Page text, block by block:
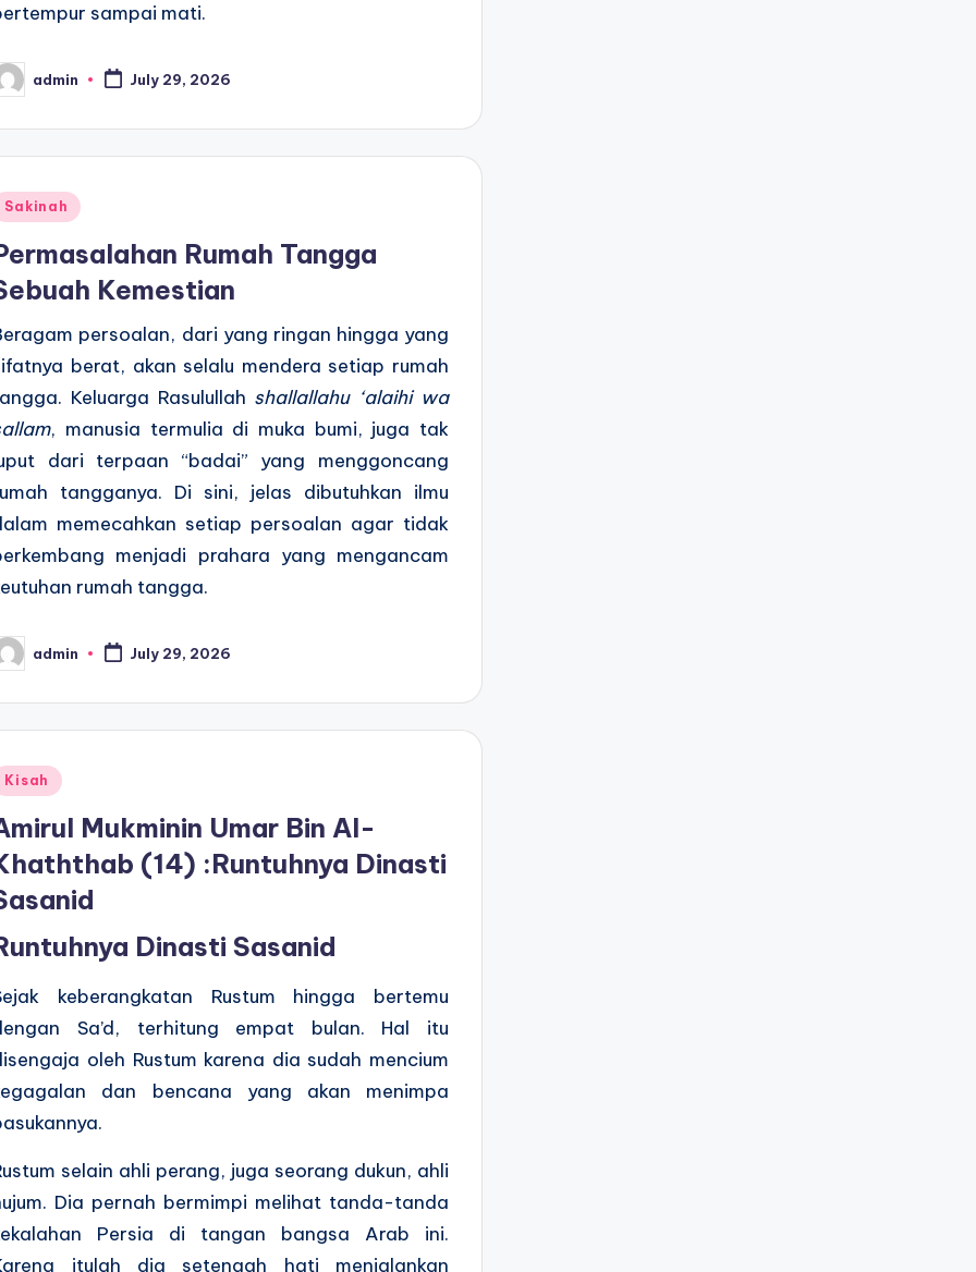
sampai mati.
admin July 29, 2026
Sakinah
Rumah Tangga
Kemestian
persoalan, dari yang ringan hingga yang
berat, akan selalu mendera setiap rumah
Keluarga Rasulullah shallallahu ‘alaihi wa
, manusia termulia di muka bumi, juga tak
dari terpaan “badai” yang menggoncang
tangganya. Di sini, jelas dibutuhkan ilmu
memecahkan setiap persoalan agar tidak
menjadi prahara yang mengancam
rumah tangga.
admin July 29, 2026
Kisah
Mukminin Umar Bin Al-
(14) :Runtuhnya Dinasti
Dinasti Sasanid
keberangkatan Rustum hingga bertemu
Sa’d, terhitung empat bulan. Hal itu
oleh Rustum karena dia sudah mencium
dan bencana yang akan menimpa
selain ahli perang, juga seorang dukun, ahli
Dia pernah bermimpi melihat tanda-tanda
Persia di tangan bangsa Arab ini.
itulah dia setengah hati menjalankan